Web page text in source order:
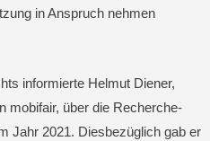
in Anspruch nehmen
informierte Helmut Diener,
mobifair, über die Recherche-
Jahr 2021. Diesbezüglich gab er